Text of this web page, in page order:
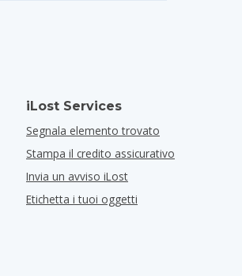
iLost Services
Segnala elemento trovato
Stampa il credito assicurativo
Invia un avviso iLost
Etichetta i tuoi oggetti